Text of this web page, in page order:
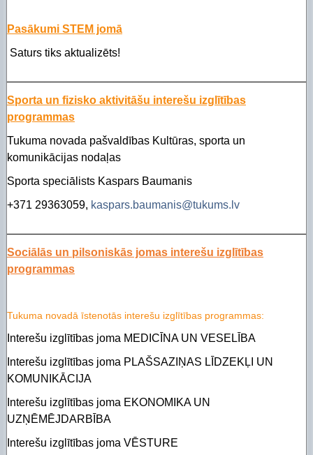
Pasākumi STEM jomā
Saturs tiks aktualizēts!
Sporta un fizisko aktivitāšu interešu izglītības
programmas
Tukuma novada pašvaldības Kultūras, sporta un
komunikācijas nodaļas
Sporta speciālists Kaspars Baumanis
+371 29363059, kaspars.baumanis@tukums.lv
Sociālās un pilsoniskās jomas interešu izglītības
programmas
Tukuma novadā īstenotās interešu izglītības programmas:
Interešu izglītības joma MEDICĪNA UN VESELĪBA
Interešu izglītības joma PLAŠSAZIŅAS LĪDZEKĻI UN
KOMUNIKĀCIJA
Interešu izglītības joma EKONOMIKA UN
UZŅĒMĒJDARBĪBA
Interešu izglītības joma VĒSTURE